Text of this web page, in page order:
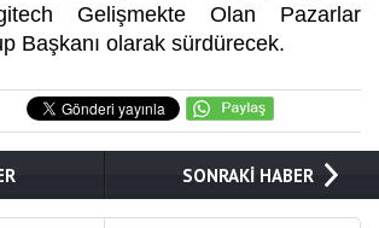
Gelişmekte Olan Pazarlar
Başkanı olarak sürdürecek.
SONRAKİ HABER